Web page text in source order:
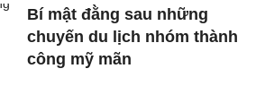
Bí mật đằng sau những
chuyến du lịch nhóm thành
công mỹ mãn